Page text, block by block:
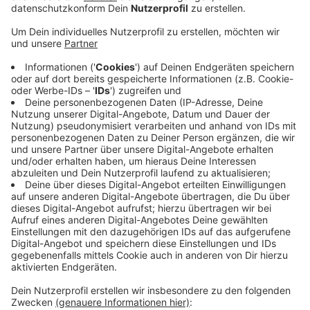
Anzeige
In dieser Woche hatte die Polizei Fotos der
Tatverdächtigen veröffentlicht, auch RBRS hatte
darüber berichtet. Es handelt sich um einen 20-
Jährigen und um einen 21-Jährigen, beide sind bereits
polizeibekannt und sitzen in Untersuchungshaft. Nach
einem weiteren Komplizen wird aktuell noch
gefahndet, auf dem Foto unten steht er links.
Hinweise bitte an die Polizei Euskirchen.
DoS
Anzeige
Anzeige